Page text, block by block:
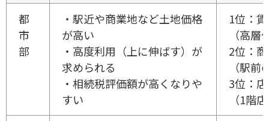
都
市
部
・駅近や商業地など土地価格
が高い
・高度利用（上に伸ばす）が
求められる
・相続税評価額が高くなりや
すい
1位：
（高
2位：
（駅
3位：
（1階